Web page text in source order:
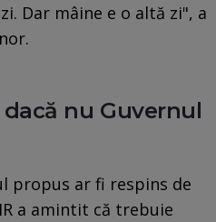
Dar mâine e o altă zi", a
nu Guvernul
propus ar fi respins de
a amintit că trebuie